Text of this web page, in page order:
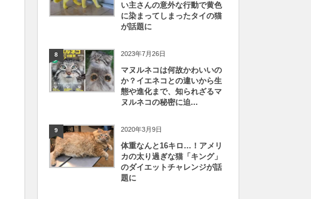
い主さんの意外な行動で黄色
に染まってしまったタイの猫
が話題に
8 2023年7月26日
マヌルネコは何故かわいいの
か？イエネコとの違いから生
態や進化まで、知られざるマ
ヌルネコの秘密に迫...
9 2020年3月9日
体重なんと16キロ…！アメリ
カの太り過ぎな猫「キング」
のダイエットチャレンジが話
題に